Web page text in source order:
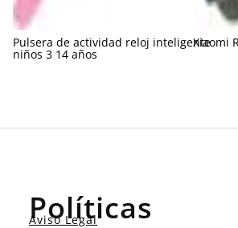
Pulsera de actividad reloj inteligente
niños 3 14 años
Xiaomi
Políticas
Aviso Legal